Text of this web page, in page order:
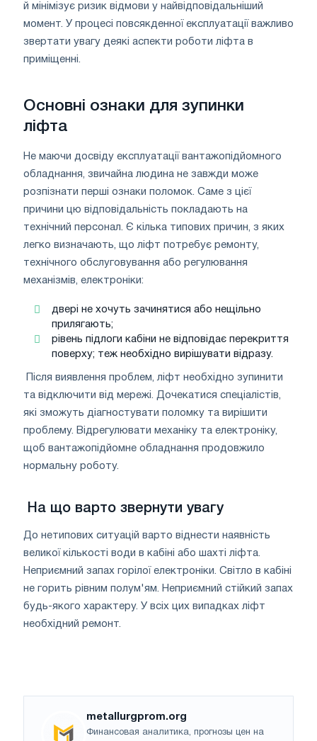
й мінімізує ризик відмови у найвідповідальніший
момент. У процесі повсякденної експлуатації важливо
звертати увагу деякі аспекти роботи ліфта в
приміщенні.
Основні ознаки для зупинки
ліфта
Не маючи досвіду експлуатації вантажопідйомного
обладнання, звичайна людина не завжди може
розпізнати перші ознаки поломок. Саме з цієї
причини цю відповідальність покладають на
технічний персонал. Є кілька типових причин, з яких
легко визначають, що ліфт потребує ремонту,
технічного обслуговування або регулювання
механізмів, електроніки:
двері не хочуть зачинятися або нещільно
прилягають;
рівень підлоги кабіни не відповідає перекриття
поверху; теж необхідно вирішувати відразу.
Після виявлення проблем, ліфт необхідно зупинити
та відключити від мережі. Дочекатися спеціалістів,
які зможуть діагностувати поломку та вирішити
проблему. Відрегулювати механіку та електроніку,
щоб вантажопідйомне обладнання продовжило
нормальну роботу.
На що варто звернути увагу
До нетипових ситуацій варто віднести наявність
великої кількості води в кабіні або шахті ліфта.
Неприємний запах горілої електроніки. Світло в кабіні
не горить рівним полум'ям. Неприємний стійкий запах
будь-якого характеру. У всіх цих випадках ліфт
необхідний ремонт.
metallurgprom.org
Финансовая аналитика, прогнозы цен на